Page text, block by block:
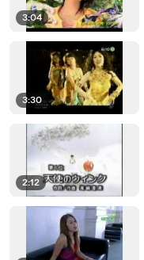
3:04
3:30
2:12